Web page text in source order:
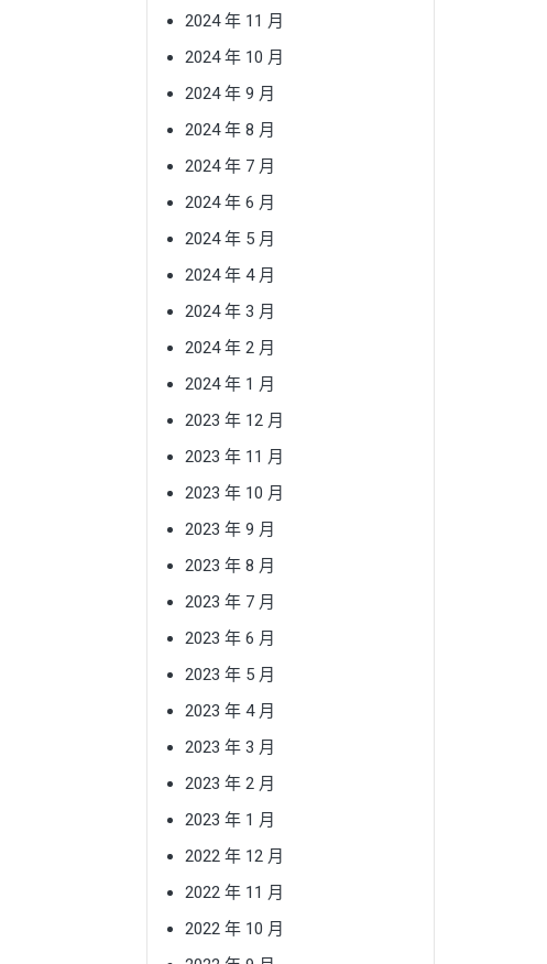
2024 年 11 月
2024 年 10 月
2024 年 9 月
2024 年 8 月
2024 年 7 月
2024 年 6 月
2024 年 5 月
2024 年 4 月
2024 年 3 月
2024 年 2 月
2024 年 1 月
2023 年 12 月
2023 年 11 月
2023 年 10 月
2023 年 9 月
2023 年 8 月
2023 年 7 月
2023 年 6 月
2023 年 5 月
2023 年 4 月
2023 年 3 月
2023 年 2 月
2023 年 1 月
2022 年 12 月
2022 年 11 月
2022 年 10 月